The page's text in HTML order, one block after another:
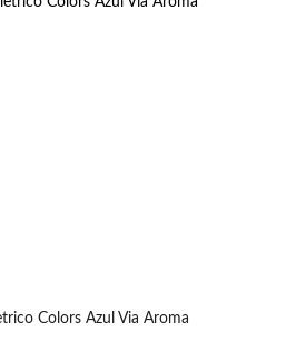
Colors Azul Via Aroma